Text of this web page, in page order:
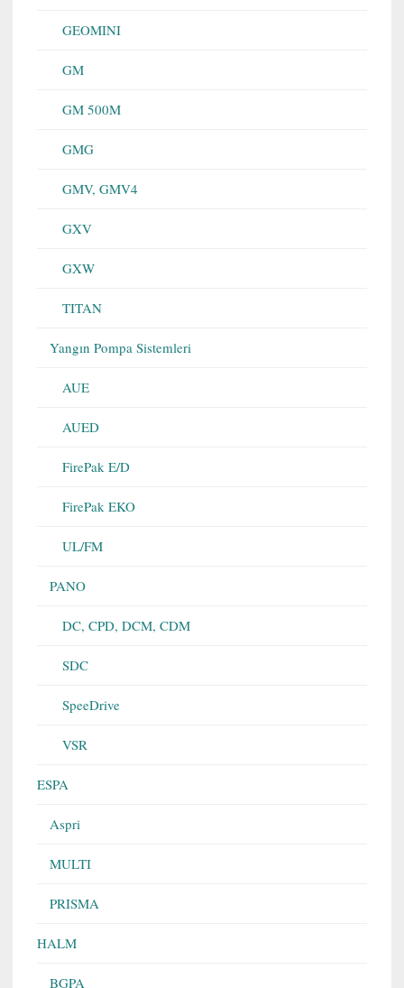
GEOMINI
GM
GM 500M
GMG
GMV, GMV4
GXV
GXW
TITAN
Yangın Pompa Sistemleri
AUE
AUED
FirePak E/D
FirePak EKO
UL/FM
PANO
DC, CPD, DCM, CDM
SDC
SpeeDrive
VSR
ESPA
Aspri
MULTI
PRISMA
HALM
BGPA